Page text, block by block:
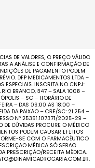
DE VALORES, O PREÇO VÁLIDO
A ANÁLISE E CONFIRMAÇÃO DE
DE PAGAMENTO PODEM
DFP MEDICAMENTOS LTDA –
ESPECIAIS. INSCRITA NO CNPJ:
BRANCO, 847 – SALA 1008 –
– SC – HORÁRIO DE
– DAS 09:00 AS 18:00 –
DA PAIXÃO – CRF/SC: 21.254 –
Nº 25351.107371/2025-29 –
DÚVIDAS PROCURE O MÉDICO
PODEM CAUSAR EFEITOS
SE COM O FARMACÊUTICO
MÉDICA SÓ SERÃO
PRESCRIÇÃO/RECEITA MÉDICA.